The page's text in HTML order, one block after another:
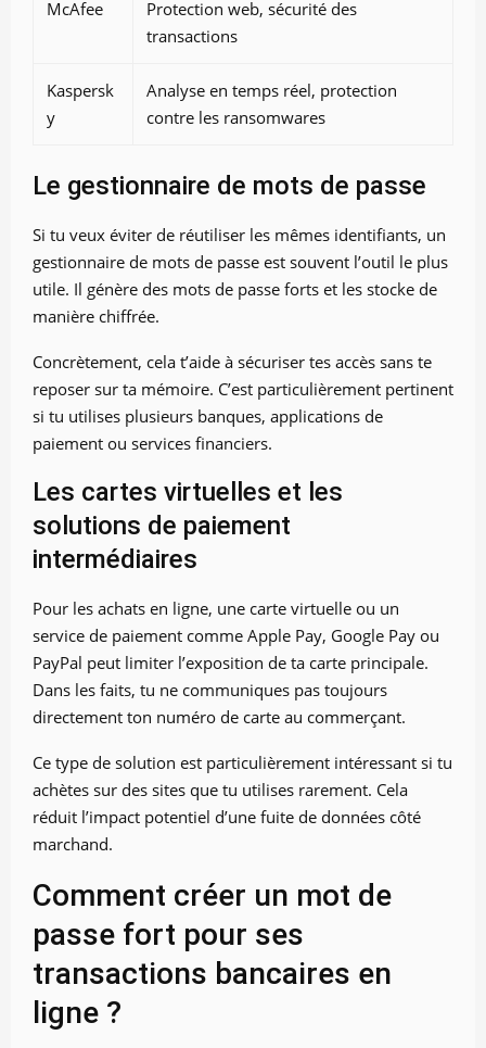
McAfee
Protection web, sécurité des
transactions
Kaspersk
y
Analyse en temps réel, protection
contre les ransomwares
Le gestionnaire de mots de passe
Si tu veux éviter de réutiliser les mêmes identifiants, un
gestionnaire de mots de passe est souvent l’outil le plus
utile. Il génère des mots de passe forts et les stocke de
manière chiffrée.
Concrètement, cela t’aide à sécuriser tes accès sans te
reposer sur ta mémoire. C’est particulièrement pertinent
si tu utilises plusieurs banques, applications de
paiement ou services financiers.
Les cartes virtuelles et les
solutions de paiement
intermédiaires
Pour les achats en ligne, une carte virtuelle ou un
service de paiement comme Apple Pay, Google Pay ou
PayPal peut limiter l’exposition de ta carte principale.
Dans les faits, tu ne communiques pas toujours
directement ton numéro de carte au commerçant.
Ce type de solution est particulièrement intéressant si tu
achètes sur des sites que tu utilises rarement. Cela
réduit l’impact potentiel d’une fuite de données côté
marchand.
Comment créer un mot de
passe fort pour ses
transactions bancaires en
ligne ?